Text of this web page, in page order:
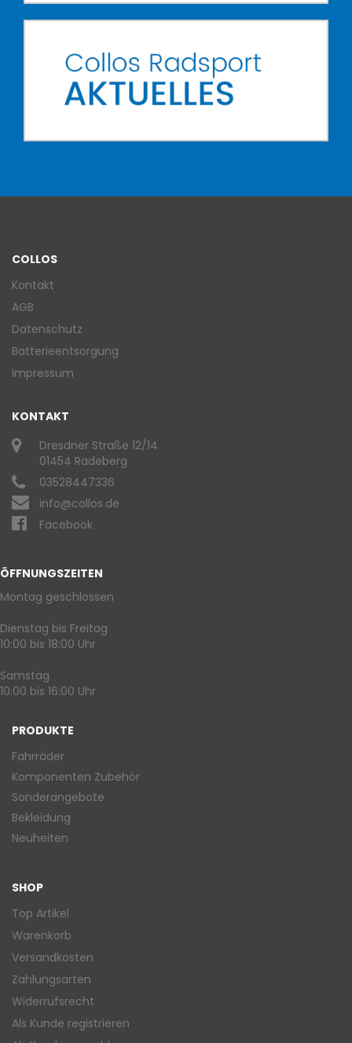
COLLOS
Kontakt
AGB
Datenschutz
Batterieentsorgung
Impressum
KONTAKT
Dresdner Straße 12/14
01454 Radeberg
03528447336
info@collos.de
Facebook
ÖFFNUNGSZEITEN
Montag geschlossen
Dienstag bis Freitag
10:00 bis 18:00 Uhr
Samstag
10:00 bis 16:00 Uhr
PRODUKTE
Fahrräder
Komponenten Zubehör
Sonderangebote
Bekleidung
Neuheiten
SHOP
Top Artikel
Warenkorb
Versandkosten
Zahlungsarten
Widerrufsrecht
Als Kunde registrieren